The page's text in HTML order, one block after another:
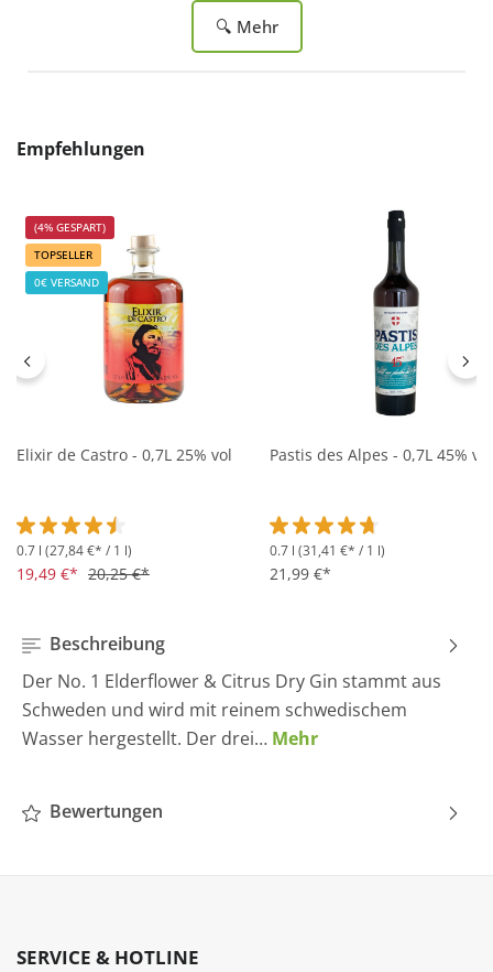
🔍 Mehr
Produktgalerie überspringen
Empfehlungen
(4% GESPART)
TOPSELLER
0€ VERSAND
Elixir de Castro - 0,7L 25% vol
Durchschnittliche Bewertung von 4.5 von 5 Sternen
0.7 l (27,84 €* / 1 l)
19,49 €* 20,25 €*
Pastis des Alpes - 0,7L 45% vol
Durchschnittliche
0.7 l (31,41 €* / 1 l)
21,99 €*
Beschreibung
Der No. 1 Elderflower & Citrus Dry Gin stammt aus
Schweden und wird mit reinem schwedischem
Wasser hergestellt. Der drei… Mehr
Bewertungen
SERVICE & HOTLINE